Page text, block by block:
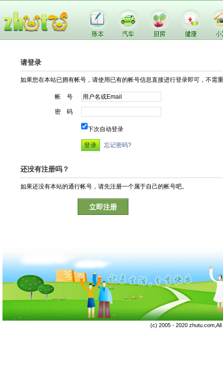
请登录
如果您在本站已拥有帐号，请使用已有的帐号信息直接进行登录即可，不需
帐 号
密 码
下次自动登录
忘记密码?
还没有注册吗？
如果还没有本站的通行帐号，请先注册一个属于自己的帐号吧。
立即注册
(c) 2005 - 2020